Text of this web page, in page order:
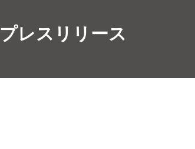
企業情報
プレスリリース